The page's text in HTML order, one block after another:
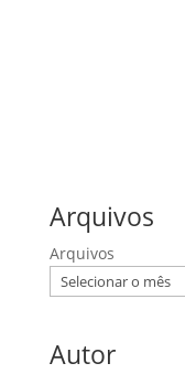
Arquivos
Arquivos
Autor